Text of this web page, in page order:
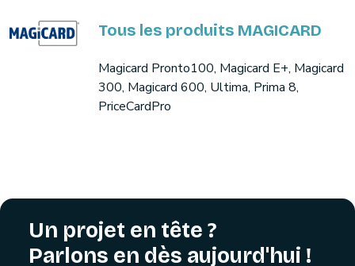
Tous les produits MAGICARD
Magicard Pronto100, Magicard E+, Magicard
300, Magicard 600, Ultima, Prima 8,
PriceCardPro
Un projet en tête ?
Parlons en dès aujourd'hui !